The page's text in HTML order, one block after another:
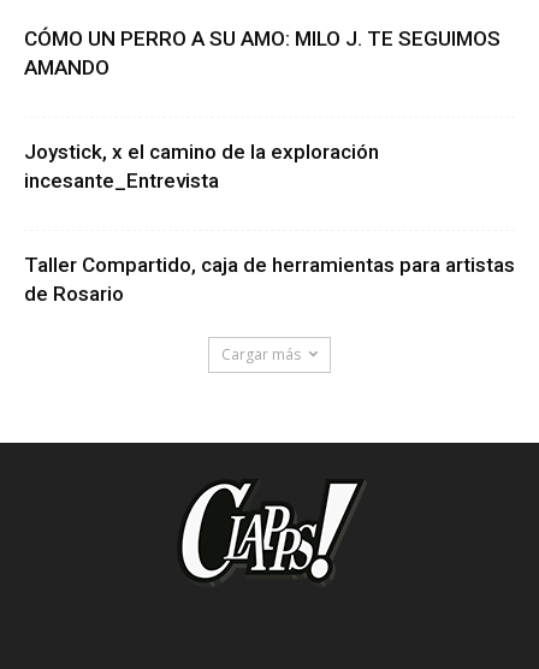
CÓMO UN PERRO A SU AMO: MILO J. TE SEGUIMOS
AMANDO
Joystick, x el camino de la exploración
incesante_Entrevista
Taller Compartido, caja de herramientas para artistas
de Rosario
Cargar más